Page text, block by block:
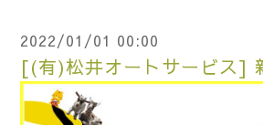
2022/01/01 00:00
[(有)松井オートサービス]